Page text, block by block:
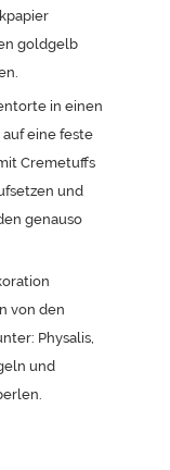
goldgelb
in einen
eine feste
Cremetuffs
und
genauso
von den
Physalis,
und